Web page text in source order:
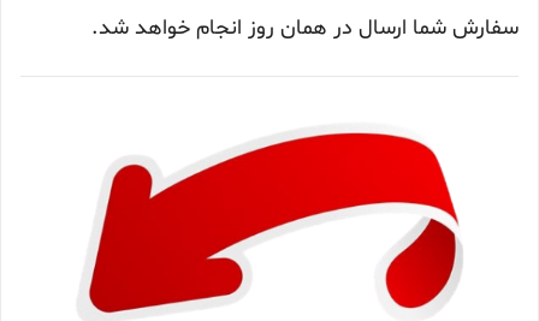
سفارش شما ارسال در همان روز انجام خواهد شد.